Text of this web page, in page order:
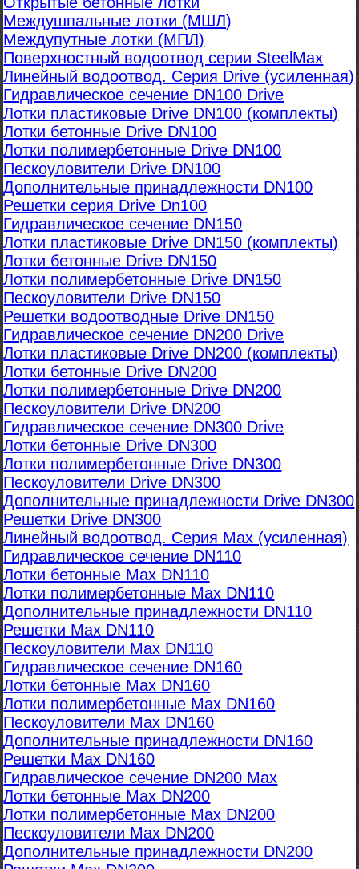
Междушпальные лотки (МШЛ)
Междупутные лотки (МПЛ)
Поверхностный водоотвод серии SteelMax
Линейный водоотвод. Серия Drive (усиленная)
Гидравлическое сечение DN100 Drive
Лотки пластиковые Drive DN100 (комплекты)
Лотки бетонные Drive DN100
Лотки полимербетонные Drive DN100
Пескоуловители Drive DN100
Дополнительные принадлежности DN100
Решетки серия Drive Dn100
Гидравлическое сечение DN150
Лотки пластиковые Drive DN150 (комплекты)
Лотки бетонные Drive DN150
Лотки полимербетонные Drive DN150
Пескоуловители Drive DN150
Решетки водоотводные Drive DN150
Гидравлическое сечение DN200 Drive
Лотки пластиковые Drive DN200 (комплекты)
Лотки бетонные Drive DN200
Лотки полимербетонные Drive DN200
Пескоуловители Drive DN200
Гидравлическое сечение DN300 Drive
Лотки бетонные Drive DN300
Лотки полимербетонные Drive DN300
Пескоуловители Drive DN300
Дополнительные принадлежности Drive DN300
Решетки Drive DN300
Линейный водоотвод. Серия Max (усиленная)
Гидравлическое сечение DN110
Лотки бетонные Max DN110
Лотки полимербетонные Max DN110
Дополнительные принадлежности DN110
Решетки Max DN110
Пескоуловители Max DN110
Гидравлическое сечение DN160
Лотки бетонные Max DN160
Лотки полимербетонные Max DN160
Пескоуловители Max DN160
Дополнительные принадлежности DN160
Решетки Max DN160
Гидравлическое сечение DN200 Max
Лотки бетонные Max DN200
Лотки полимербетонные Max DN200
Пескоуловители Max DN200
Дополнительные принадлежности DN200